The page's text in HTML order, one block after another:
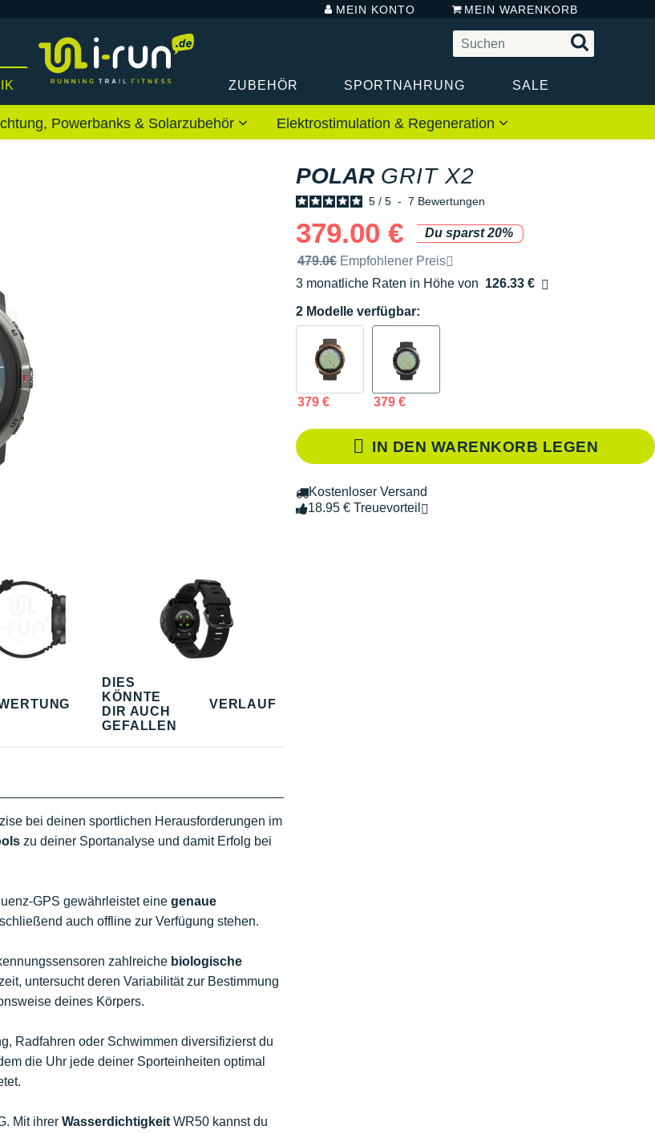
MEIN KONTO MEIN WARENKORB
ZUBEHÖR SPORTNAHRUNG SALE
Powerbanks & Solarzubehör Elektrostimulation & Regeneration
POLAR GRIT X2
5 / 5 - 7 Bewertungen
379.00 €
Du sparst 20%
Unverbindliche Preisempfehlung der Marke
479.0€ Empfohlener Preis
3 monatliche Raten in Höhe von 126.33 €
Ohne Zusatzkosten
2 Modelle verfügbar:
379 € 379 €
IN DEN WARENKORB LEGEN
Kostenloser Versand
18.95 € Treuevorteil
DIES
KÖNNTE
DIR AUCH
GEFALLEN
VERLAUF
bei deinen sportlichen Herausforderungen im
zu deiner Sportanalyse und damit Erfolg bei
GPS gewährleistet eine genaue
auch offline zur Verfügung stehen.
zahlreiche biologische
untersucht deren Variabilität zur Bestimmung
deines Körpers.
Radfahren oder Schwimmen diversifizierst du
die Uhr jede deiner Sporteinheiten optimal
Mit ihrer Wasserdichtigkeit WR50 kannst du